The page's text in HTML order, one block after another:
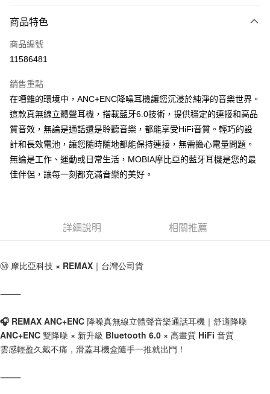
Apple Pay
街口支付
AFTEE先享後付
相關說明
【關於「AFTEE先享後付」】
AFTEE先享後付是「在收到商品之後才付款」的支付方式。 讓您購物簡單
便利好安心！
１．簡單：不需註冊會員、不需綁卡、不需儲值。
２．便利：只要手機號碼，簡訊認證，即可結帳。
３．安心：先確認商品／服務後，再付款。
２．訂單成立數日內，您將收到繳費通知簡訊。
購買商品的店家。未經商家同意取消之訂單仍視為有效，需透過AFTEE先享
【注意事項】
１．透過由恩沛科技股份有限公司提供之「AFTEE先享後付」服務完成之交
２．關於個人資料處理事宜，請瀏覽以下網址：
ATM付款
運送方式
付款後全家取貨
每筆NT$60，滿NT$999(含以上)免運費
每筆NT$100，滿NT$999(含以上)免運費
(郵局)離島宅配
商品特色
商品編號
11586481
銷售重點
在嘈雜的環境中，ANC+ENC降噪耳機讓您沉浸於純淨的音樂世界。
這款真無線立體聲耳機，搭載藍牙6.0技術，提供穩定的連接和高品
質音效，無論是通話還是聆聽音樂，都能享受HiFi音質。輕巧的設
計和長效電池，讓您隨時隨地都能保持連接，無需擔心電量問題。
無論是工作、運動或日常生活，MOBIA摩比亞的藍牙耳機是您的最
佳伴侶，讓每一刻都充滿音樂的美好。
詳細說明 相關推薦
Ⓜ️ 摩比亞科技 × REMAX｜台灣公司貨
⸻
🎧 REMAX ANC+ENC 降噪真無線立體聲音樂通話耳機｜舒適降噪
ANC+ENC 雙降噪 × 新升級 Bluetooth 6.0 × 高畫質 HiFi 音質
雲感輕盈久戴不痛，滑蓋耳機盒隨手一推就出門！
⸻